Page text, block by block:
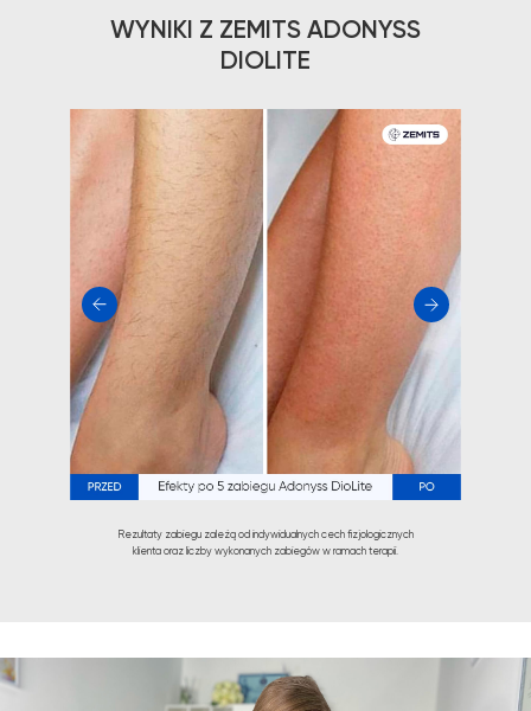
WYNIKI Z ZEMITS ADONYSS
DIOLITE
Rezultaty zabiegu zależą od indywidualnych cech fizjologicznych
klienta oraz liczby wykonanych zabiegów w ramach terapii.